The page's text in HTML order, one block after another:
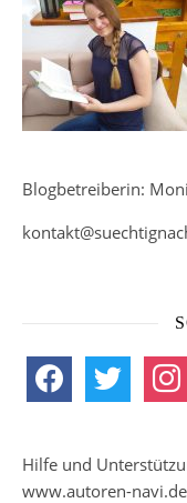
Blogbetreiberin:
facebook twitter
Hilfe und
www.autoren-navi.de